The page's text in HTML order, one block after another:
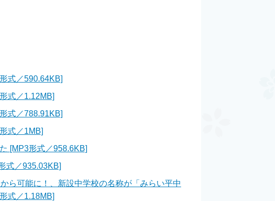
式／590.64KB]
式／1.12MB]
式／788.91KB]
式／1MB]
[MP3形式／958.6KB]
式／935.03KB]
ら可能に！、新設中学校の名称が「みらい平中
式／1.18MB]